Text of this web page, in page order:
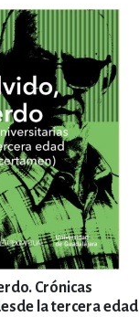
Crónicas
la tercera edad